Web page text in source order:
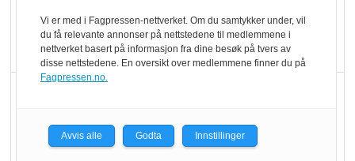
Kolonihagen sliter
med å få tak i nok melk
er klare! Er markedet
det?
Vi er med i Fagpressen-nettverket. Om du samtykker under, vil
du få relevante annonser på nettstedene til medlemmene i
nettverket basert på informasjon fra dine besøk på tvers av
disse nettstedene. En oversikt over medlemmene finner du på
Fagpressen.no.
Avvis alle Godta Innstillinger